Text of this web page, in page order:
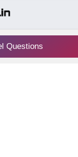
Questions